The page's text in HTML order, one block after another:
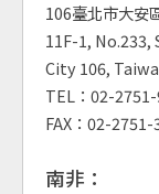
106臺北市大安
11F-1,
City 106,
TEL：02-
FAX：02-2751-
南非：